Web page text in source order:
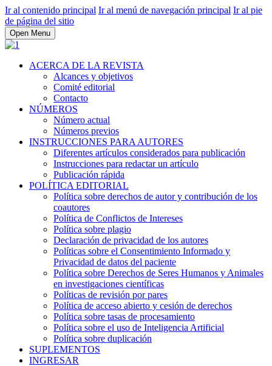
Ir al contenido principal Ir al menú de navegación principal Ir al pie
de página del sitio
Open Menu
ACERCA DE LA REVISTA
Alcances y objetivos
Comité editorial
Contacto
NÚMEROS
Número actual
Números previos
INSTRUCCIONES PARA AUTORES
Diferentes artículos considerados para publicación
Instrucciones para redactar un artículo
Publicación rápida
POLÍTICA EDITORIAL
Política sobre derechos de autor y contribución de los
coautores
Política de Conflictos de Intereses
Política sobre plagio
Declaración de privacidad de los autores
Políticas sobre el Consentimiento Informado y
Privacidad de datos del paciente
Política sobre Derechos de Seres Humanos y Animales
en investigaciones científicas
Políticas de revisión por pares
Política de acceso abierto y cesión de derechos
Política sobre tasas de procesamiento
Política sobre el uso de Inteligencia Artificial
Política sobre duplicación
SUPLEMENTOS
INGRESAR